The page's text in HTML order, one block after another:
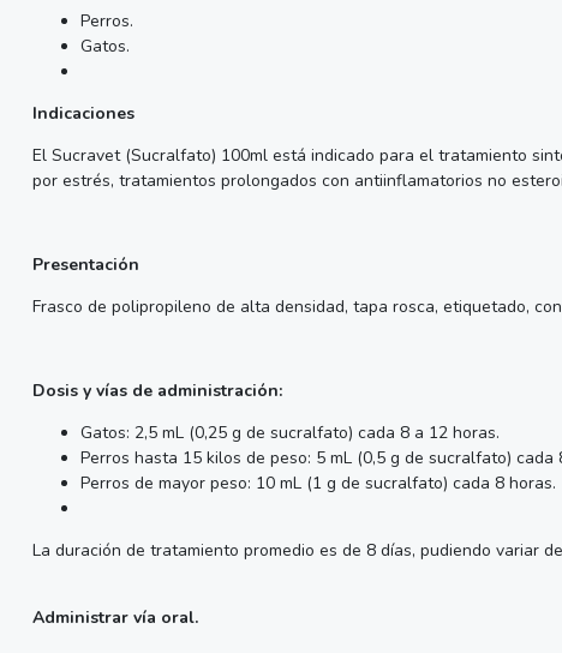
Perros.
Gatos.
Indicaciones
El Sucravet (Sucralfato) 100ml está indicado para el tratamiento
por estrés, tratamientos prolongados con antiinflamatorios no
Presentación
Frasco de polipropileno de alta densidad, tapa rosca, etiquetado,
Dosis y vías de administración:
Gatos: 2,5 mL (0,25 g de sucralfato) cada 8 a 12 horas.
Perros hasta 15 kilos de peso: 5 mL (0,5 g de sucralfato) cada
Perros de mayor peso: 10 mL (1 g de sucralfato) cada 8 horas.
La duración de tratamiento promedio es de 8 días, pudiendo variar
Administrar vía oral.